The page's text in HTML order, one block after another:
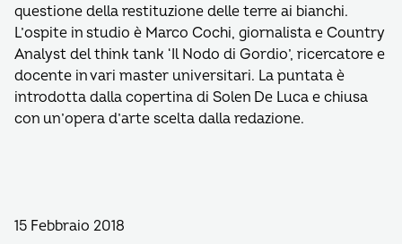
questione della restituzione delle terre ai bianchi.
L’ospite in studio è Marco Cochi, giornalista e Country
Analyst del think tank ‘Il Nodo di Gordio’, ricercatore e
docente in vari master universitari. La puntata è
introdotta dalla copertina di Solen De Luca e chiusa
con un’opera d’arte scelta dalla redazione.
15 Febbraio 2018